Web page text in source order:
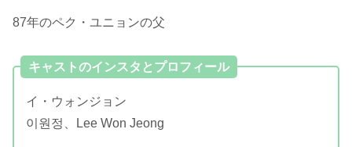
87年のペク・ユニョンの父
キャストのインスタとプロフィール
イ・ウォンジョン
이원정、Lee Won Jeong